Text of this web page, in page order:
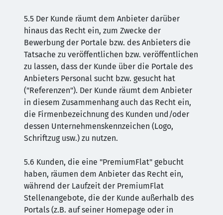
5.5 Der Kunde räumt dem Anbieter darüber
hinaus das Recht ein, zum Zwecke der
Bewerbung der Portale bzw. des Anbieters die
Tatsache zu veröffentlichen bzw. veröffentlichen
zu lassen, dass der Kunde über die Portale des
Anbieters Personal sucht bzw. gesucht hat
("Referenzen"). Der Kunde räumt dem Anbieter
in diesem Zusammenhang auch das Recht ein,
die Firmenbezeichnung des Kunden und/oder
dessen Unternehmenskennzeichen (Logo,
Schriftzug usw.) zu nutzen.
5.6 Kunden, die eine "PremiumFlat" gebucht
haben, räumen dem Anbieter das Recht ein,
während der Laufzeit der PremiumFlat
Stellenangebote, die der Kunde außerhalb des
Portals (z.B. auf seiner Homepage oder in